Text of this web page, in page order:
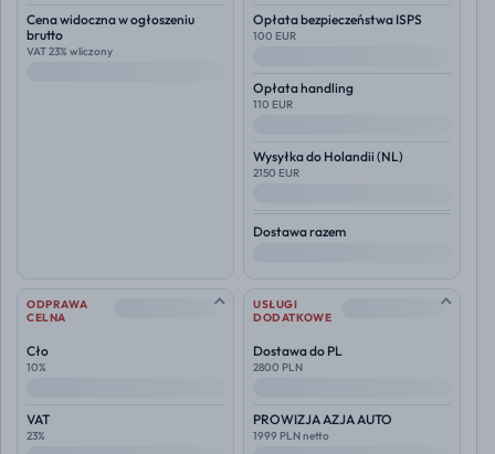
Cena widoczna w ogłoszeniu
brutto
VAT 23% wliczony
Opłata bezpieczeństwa ISPS
100 EUR
Opłata handling
110 EUR
Wysyłka do Holandii (NL)
2150 EUR
Dostawa razem
ODPRAWA
CELNA
--
Cło
10%
VAT
23%
USŁUGI
DODATKOWE
--
Dostawa do PL
2800 PLN
PROWIZJA AZJA AUTO
1999 PLN netto